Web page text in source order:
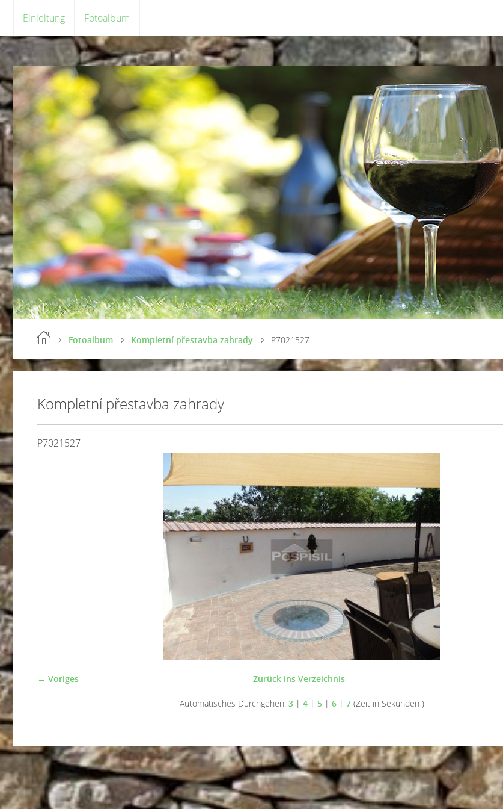
Einleitung Fotoalbum
Fotoalbum Kompletní přestavba zahrady P7021527
Kompletní přestavba zahrady
P7021527
← Voriges Zurück ins Verzeichnis
Automatisches Durchgehen: 3| 4| 5| 6| 7(Zeit in Sekunden )